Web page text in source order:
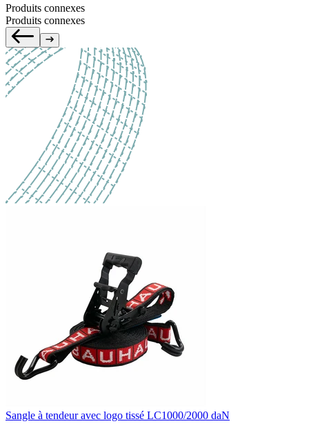
Produits connexes
Produits connexes
Sangle à tendeur avec logo tissé LC1000/2000 daN